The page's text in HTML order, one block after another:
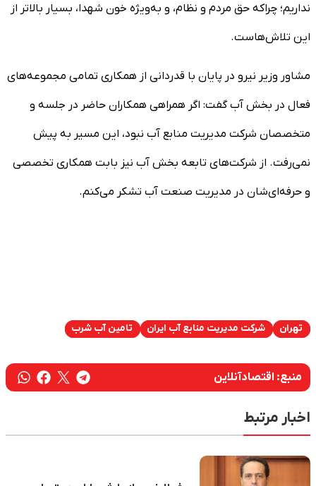
نداریم؛ چراکه حق مردم و نظام، و به‌ویژه خون شهدا، بسیار بالاتر از
این تلاش‌هاست.
مشاور وزیر نیرو در پایان با قدردانی از همکاری تمامی مجموعه‌های
فعال در بخش آب گفت: اگر همراهی همکاران حاضر در جلسه و
متخصصان شرکت مدیریت منابع آب نبود، این مسیر به پیش
نمی‌رفت. از شرکت‌های تابعه بخش آب نیز بابت همکاری تخصصی
و حرفه‌ای‌شان در مدیریت صنعت آب تشکر می‌کنم.
تهران شرکت مدیریت منابع آب ایران تامین آب شرب
منبع: اقتصادآنلاین
اخبار مرتبط